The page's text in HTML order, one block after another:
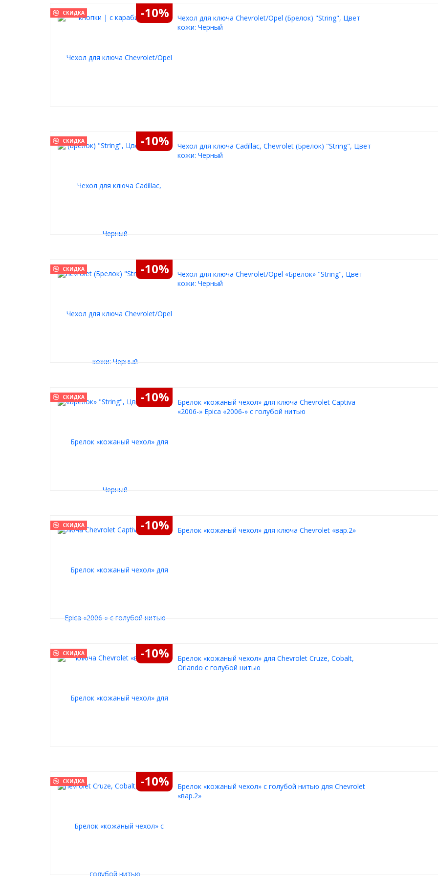
СКИДКА -10%
Чехол для ключа Chevrolet/Opel (Брелок) "String", Цвет
кожи: Черный
СКИДКА -10%
Чехол для ключа Cadillac, Chevrolet (Брелок) "String", Цвет
кожи: Черный
СКИДКА -10%
Чехол для ключа Chevrolet/Opel «Брелок» "String", Цвет
кожи: Черный
СКИДКА -10%
Брелок «кожаный чехол» для ключа Chevrolet Captiva
«2006-» Epica «2006-» с голубой нитью
СКИДКА -10% Брелок «кожаный чехол» для ключа Chevrolet «вар.2»
СКИДКА -10%
Брелок «кожаный чехол» для Chevrolet Cruze, Cobalt,
Orlando с голубой нитью
СКИДКА -10%
Брелок «кожаный чехол» с голубой нитью для Chevrolet
«вар.2»